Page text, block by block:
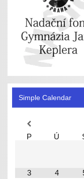
Simple Calendar
P
Ú
3 4